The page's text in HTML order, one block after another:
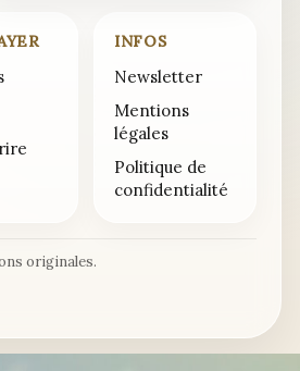
INFOS
Newsletter
Mentions
légales
Politique de
confidentialité
originales.